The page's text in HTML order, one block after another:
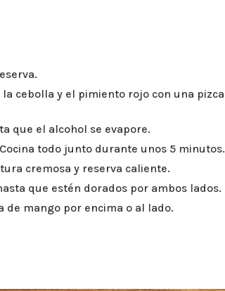
cebolla y el pimiento rojo con una pizca
que el alcohol se evapore.
todo junto durante unos 5 minutos.
cremosa y reserva caliente.
que estén dorados por ambos lados.
de mango por encima o al lado.